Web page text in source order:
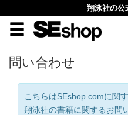
翔泳社の公
問い合わせ
こちらはSEshop.comに関
翔泳社の書籍に関するお問